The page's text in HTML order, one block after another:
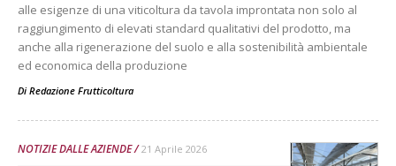
alle esigenze di una viticoltura da tavola improntata non solo al
raggiungimento di elevati standard qualitativi del prodotto, ma
anche alla rigenerazione del suolo e alla sostenibilità ambientale
ed economica della produzione
Di Redazione Frutticoltura
NOTIZIE DALLE AZIENDE 21 Aprile 2026